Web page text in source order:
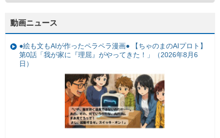
動画ニュース
●絵も文もAIが作ったペラペラ漫画● 【ちゃのまのAIプロト】
第0話「我が家に『理屈』がやってきた！」（2026年8月6
日）